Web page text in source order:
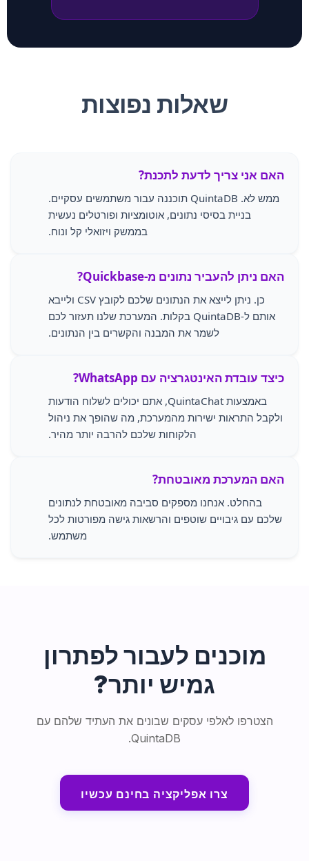
שאלות נפוצות
האם אני צריך לדעת לתכנת?
ממש לא. QuintaDB תוכננה עבור משתמשים עסקיים.
בניית בסיסי נתונים, אוטומציות ופורטלים נעשית
בממשק ויזואלי קל ונוח.
האם ניתן להעביר נתונים מ-Quickbase?
כן. ניתן לייצא את הנתונים שלכם לקובץ CSV ולייבא
אותם ל-QuintaDB בקלות. המערכת שלנו תעזור לכם
לשמר את המבנה והקשרים בין הנתונים.
כיצד עובדת האינטגרציה עם WhatsApp?
באמצעות QuintaChat, אתם יכולים לשלוח הודעות
ולקבל התראות ישירות מהמערכת, מה שהופך את ניהול
הלקוחות שלכם להרבה יותר מהיר.
האם המערכת מאובטחת?
בהחלט. אנחנו מספקים סביבה מאובטחת לנתונים
שלכם עם גיבויים שוטפים והרשאות גישה מפורטות לכל
משתמש.
מוכנים לעבור לפתרון
גמיש יותר?
הצטרפו לאלפי עסקים שבונים את העתיד שלהם עם
QuintaDB.
צרו אפליקציה בחינם עכשיו